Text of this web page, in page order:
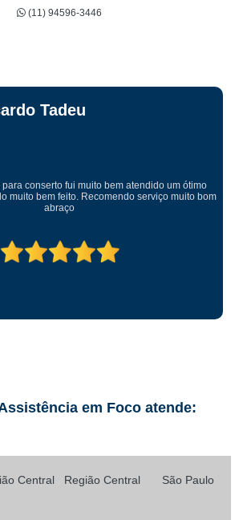
(11) 94596-3446
Tadeu
conserto fui muito bem atendido um ótimo
muito bem feito. Recomendo serviço muito bom
abraço
em Foco atende:
Central Região Central São Paulo